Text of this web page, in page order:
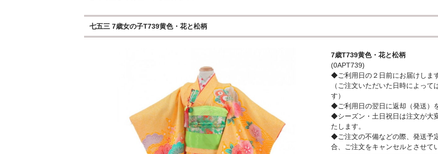
七五三 7歳女の子T739黄色・花と松柄
7歳T739黄色・花と松柄
(0APT739)
◆ご利用日の２日前にお届けします
（ご注文いただいた日時によっ
す）
◆ご利用日の翌日に返却（発送）
◆シーズン・土日祝日は注文が大
たします。
◆ご注文の不備などの際、発送予
合、ご注文をキャンセルとさせて